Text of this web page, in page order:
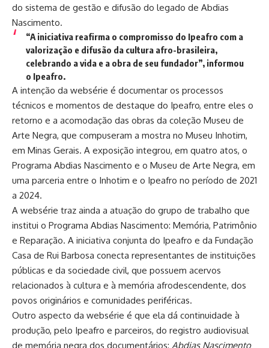
do sistema de gestão e difusão do legado de Abdias
Nascimento.
“A iniciativa reafirma o compromisso do Ipeafro com a
valorização e difusão da cultura afro-brasileira,
celebrando a vida e a obra de seu fundador”, informou
o Ipeafro.
A intenção da websérie é documentar os processos
técnicos e momentos de destaque do Ipeafro, entre eles o
retorno e a acomodação das obras da coleção Museu de
Arte Negra, que compuseram a mostra no Museu Inhotim,
em Minas Gerais. A exposição integrou, em quatro atos, o
Programa Abdias Nascimento e o Museu de Arte Negra, em
uma parceria entre o Inhotim e o Ipeafro no período de 2021
a 2024.
A websérie traz ainda a atuação do grupo de trabalho que
institui o Programa Abdias Nascimento: Memória, Patrimônio
e Reparação. A iniciativa conjunta do Ipeafro e da Fundação
Casa de Rui Barbosa conecta representantes de instituições
públicas e da sociedade civil, que possuem acervos
relacionados à cultura e à memória afrodescendente, dos
povos originários e comunidades periféricas.
Outro aspecto da websérie é que ela dá continuidade à
produção, pelo Ipeafro e parceiros, do registro audiovisual
de memória negra dos documentários: Abdias Nascimento